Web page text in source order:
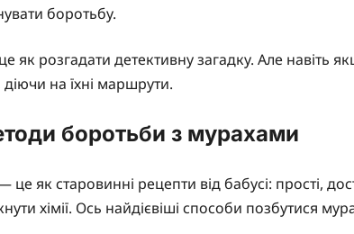
боротьбу.
як розгадати детективну загадку. Але навіть
на їхні маршрути.
боротьби з мурахами
як старовинні рецепти від бабусі: прості,
хімії. Ось найдієвіші способи позбутися